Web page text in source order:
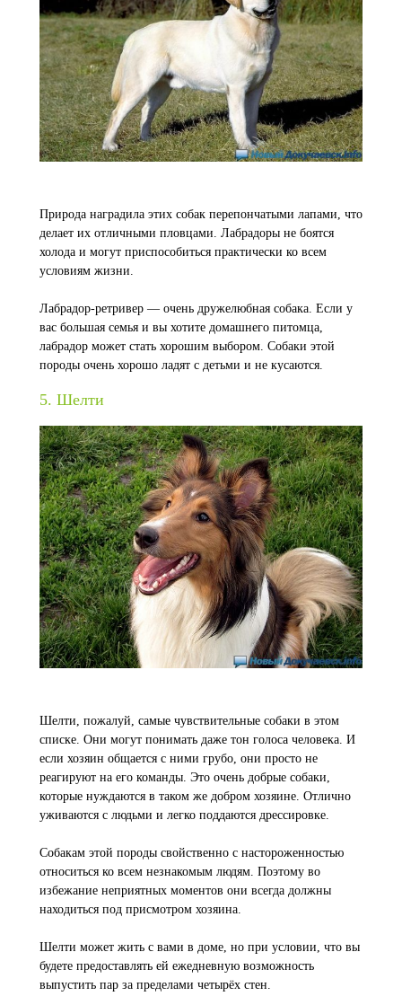
Природа наградила этих собак перепончатыми лапами, что
делает их отличными пловцами. Лабрадоры не боятся
холода и могут приспособиться практически ко всем
условиям жизни.
Лабрадор-ретривер — очень дружелюбная собака. Если у
вас большая семья и вы хотите домашнего питомца,
лабрадор может стать хорошим выбором. Собаки этой
породы очень хорошо ладят с детьми и не кусаются.
5. Шелти
Шелти, пожалуй, самые чувствительные собаки в этом
списке. Они могут понимать даже тон голоса человека. И
если хозяин общается с ними грубо, они просто не
реагируют на его команды. Это очень добрые собаки,
которые нуждаются в таком же добром хозяине. Отлично
уживаются с людьми и легко поддаются дрессировке.
Собакам этой породы свойственно с настороженностью
относиться ко всем незнакомым людям. Поэтому во
избежание неприятных моментов они всегда должны
находиться под присмотром хозяина.
Шелти может жить с вами в доме, но при условии, что вы
будете предоставлять ей ежедневную возможность
выпустить пар за пределами четырёх стен.